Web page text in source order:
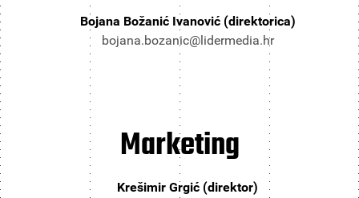
Bojana Božanić Ivanović (direktorica)
bojana.bozanic@lidermedia.hr
Marketing
Krešimir Grgić (direktor)